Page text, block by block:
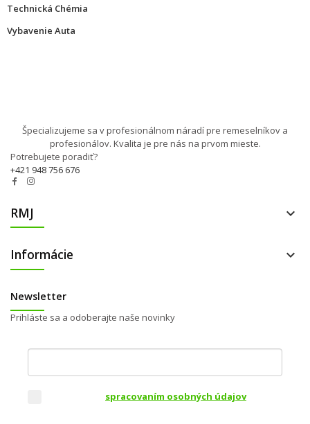
Technická Chémia
Vybavenie Auta
Špecializujeme sa v profesionálnom náradí pre remeselníkov a
profesionálov. Kvalita je pre nás na prvom mieste.
Potrebujete poradiť?
+421 948 756 676
RMJ 
Informácie 
Newsletter
Prihláste sa a odoberajte naše novinky
spracovaním osobných údajovza